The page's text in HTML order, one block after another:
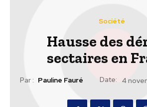
Société
Hausse des
sectaires en
Par : Pauline Fauré Date: 4